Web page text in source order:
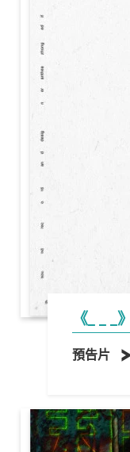
《_ _ _》
預告片